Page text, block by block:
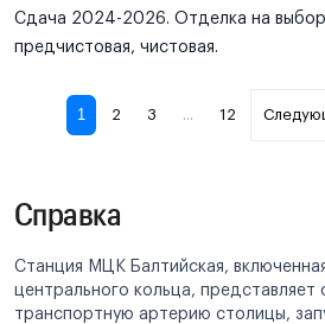
Сдача 2024-2026. Отделка на
предчистовая, чистовая.
1 2 3 ... 12
Справка
Станция МЦК Балтийская,
центрального кольца, представляет
транспортную артерию столицы,